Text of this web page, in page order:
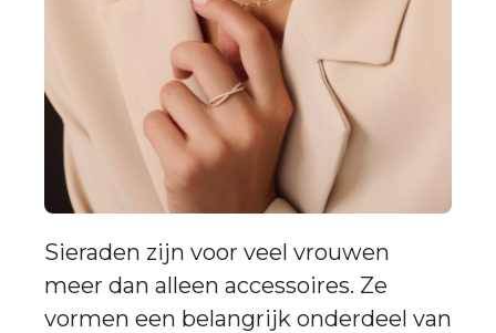
Sieraden zijn voor veel vrouwen
meer dan alleen accessoires. Ze
vormen een belangrijk onderdeel van